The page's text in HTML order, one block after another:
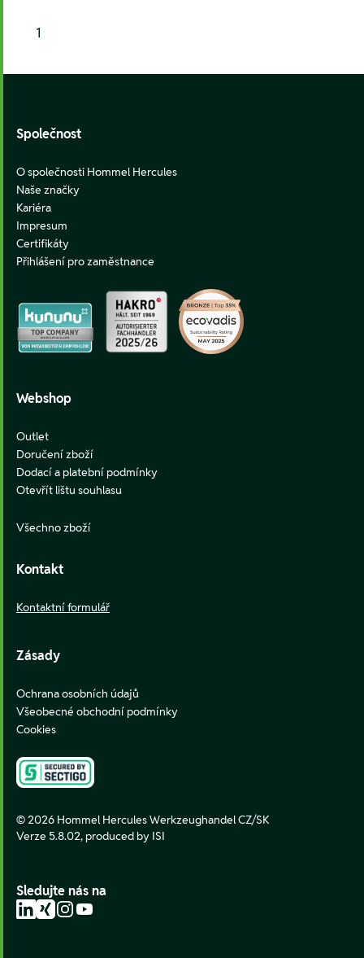
1
Společnost
O společnosti Hommel Hercules
Naše značky
Kariéra
Impresum
Certifikáty
Přihlášení pro zaměstnance
Webshop
Outlet
Doručení zboží
Dodací a platební podmínky
Otevřít lištu souhlasu
Všechno zboží
Kontakt
Kontaktní formulář
Zásady
Ochrana osobních údajů
Všeobecné obchodní podmínky
Cookies
© 2026 Hommel Hercules Werkzeughandel CZ/SK
Verze 5.8.02, produced by ISI
Sledujte nás na
LinkedIn
XingInstagram
YouTube